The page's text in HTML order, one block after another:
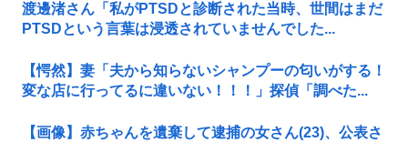
渡邊渚さん「私がPTSDと診断された当時、世間はまだ
PTSDという言葉は浸透されていませんでした...
【愕然】妻「夫から知らないシャンプーの匂いがする！
変な店に行ってるに違いない！！！」探偵「調べた...
【画像】赤ちゃんを遺棄して逮捕の女さん(23)、公表さ